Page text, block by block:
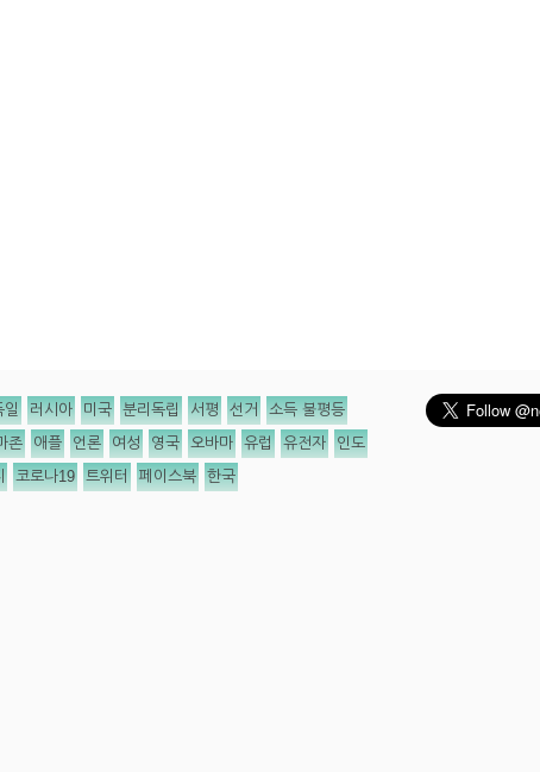
일 러시아 미국 분리독립 서평 선거 소득 불평등
존 애플 언론 여성 영국 오바마 유럽 유전자 인도
코로나19 트위터 페이스북 한국